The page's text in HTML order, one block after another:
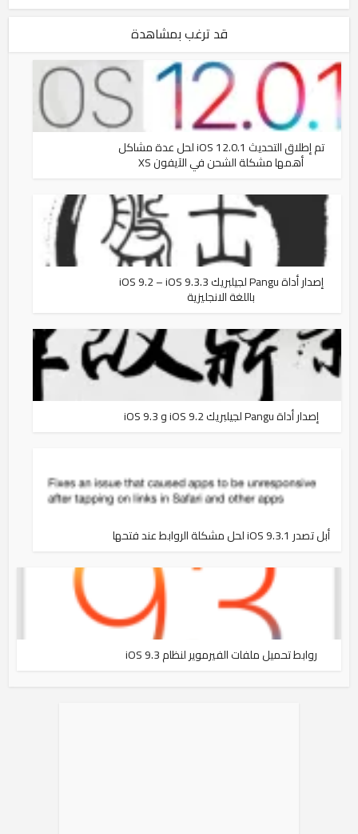
قد ترغب بمشاهدة
تم إطلاق التحديث iOS 12.0.1 لحل عدة مشاكل
أهمها مشكلة الشحن في الآيفون XS
إصدار أداة Pangu لجيلبريك iOS 9.2 – iOS 9.3.3
باللغة الانجليزية
إصدار أداة Pangu لجيلبريك iOS 9.2 و iOS 9.3
أبل تصدر iOS 9.3.1 لحل مشكلة الروابط عند فتحها
روابط تحميل ملفات الفيرموير لنظام iOS 9.3